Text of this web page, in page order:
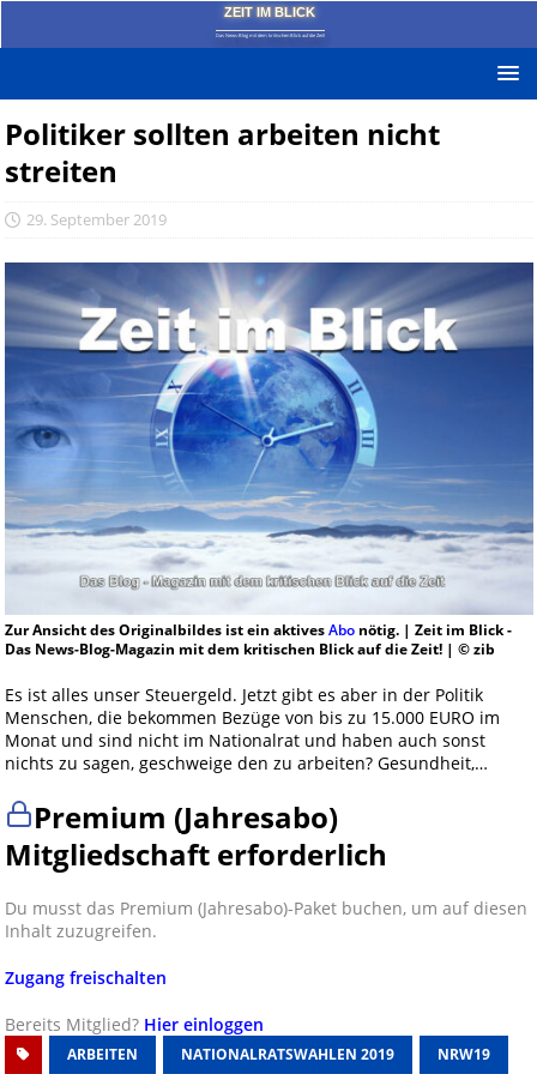
ZEIT IM BLICK
Das News-Blog mit dem kritischen Blick auf die Zeit!
Politiker sollten arbeiten nicht
streiten
29. September 2019
Zur Ansicht des Originalbildes ist ein aktivesAbonötig. | Zeit im Blick -
Das News-Blog-Magazin mit dem kritischen Blick auf die Zeit! | © zib
Es ist alles unser Steuergeld. Jetzt gibt es aber in der Politik
Menschen, die bekommen Bezüge von bis zu 15.000 EURO im
Monat und sind nicht im Nationalrat und haben auch sonst
nichts zu sagen, geschweige den zu arbeiten? Gesundheit,…
Premium (Jahresabo)
Mitgliedschaft erforderlich
Du musst das Premium (Jahresabo)-Paket buchen, um auf diesen
Inhalt zuzugreifen.
Zugang freischalten
Bereits Mitglied? Hier einloggen
ARBEITEN NATIONALRATSWAHLEN 2019 NRW19